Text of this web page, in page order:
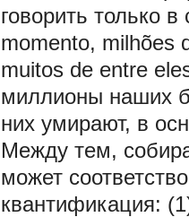
говорить только
momento, milhões
muitos de entre
миллионы наших
них умирают, в
Между тем,
может
квантификация: